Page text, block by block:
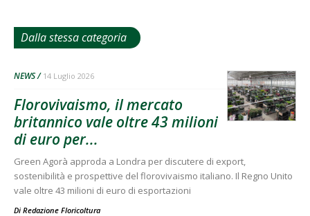
Dalla stessa categoria
NEWS 14 Luglio 2026
Florovivaismo, il mercato
britannico vale oltre 43 milioni
di euro per...
Green Agorà approda a Londra per discutere di export,
sostenibilità e prospettive del florovivaismo italiano. Il Regno Unito
vale oltre 43 milioni di euro di esportazioni
Di Redazione Floricoltura